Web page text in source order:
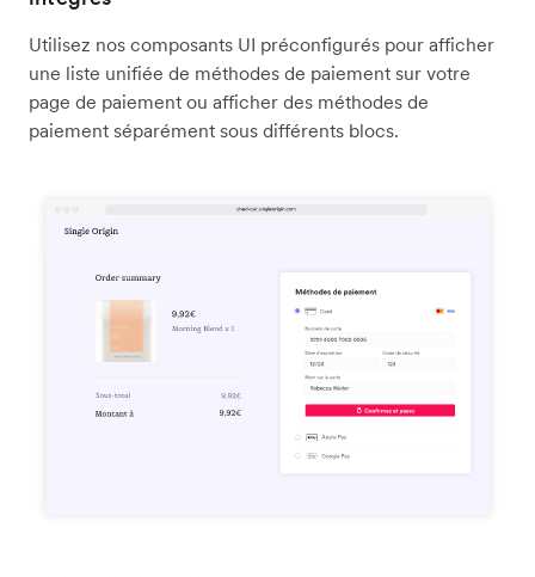
Utilisez nos composants UI préconfigurés pour afficher
une liste unifiée de méthodes de paiement sur votre
page de paiement ou afficher des méthodes de
paiement séparément sous différents blocs.